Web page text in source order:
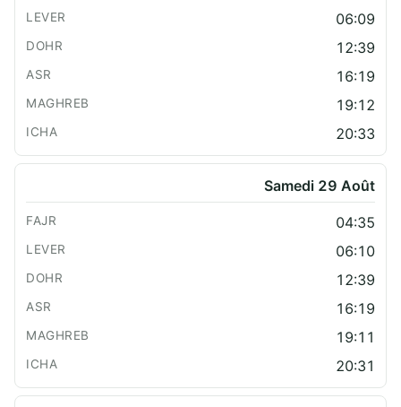
06:09
12:39
16:19
19:12
20:33
Samedi 29 Août
04:35
06:10
12:39
16:19
19:11
20:31